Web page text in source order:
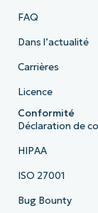
FAQ
Dans l’actualité
Carrières
Licence
Conformité
Déclaration de
HIPAA
ISO 27001
Bug Bounty